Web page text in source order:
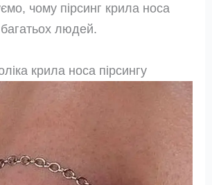
чому пірсинг крила носа
людей.
крила носа пірсингу